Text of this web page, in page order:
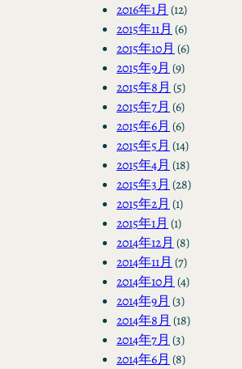
2016年1月 (12)
2015年11月 (6)
2015年10月 (6)
2015年9月 (9)
2015年8月 (5)
2015年7月 (6)
2015年6月 (6)
2015年5月 (14)
2015年4月 (18)
2015年3月 (28)
2015年2月 (1)
2015年1月 (1)
2014年12月 (8)
2014年11月 (7)
2014年10月 (4)
2014年9月 (3)
2014年8月 (18)
2014年7月 (3)
2014年6月 (8)